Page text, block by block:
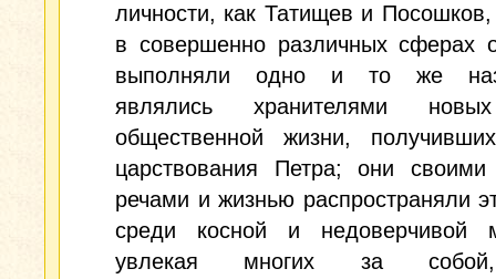
личности, как Татищев и Посошков,
в совершенно различных сферах
выполняли одно и то же
являлись хранителями
общественной жизни,
царствования Петра; они своими
речами и жизнью распространяли
среди косной и недоверчивой
увлекая многих за